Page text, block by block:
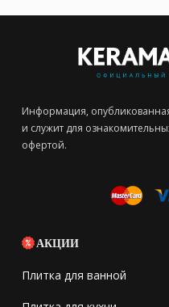
Информация,
и служит для
офертой.
АКЦИИ
Плитка для ванной